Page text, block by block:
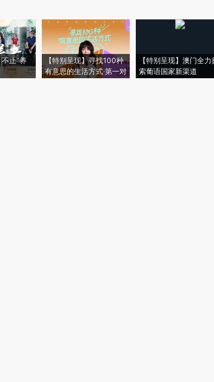
止“养
【特别呈现】寻找100种
有意思的生活方式·第一对
【特别呈现】澳门全力
索葡语国家新渠道